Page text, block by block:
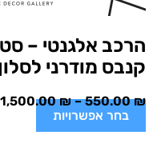
הרכב אלגנטי –
קנבס מודרני
550.00₪
–
1,500.00₪
בחר אפשרויות